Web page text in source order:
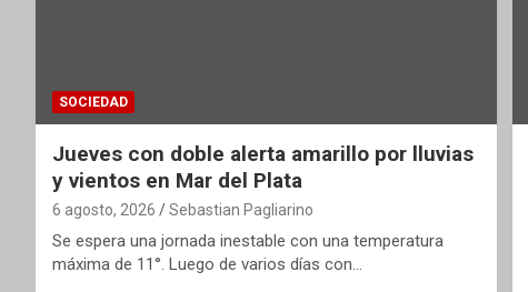
SOCIEDAD
Jueves con doble alerta amarillo por lluvias
y vientos en Mar del Plata
6 agosto, 2026 Sebastian Pagliarino
Se espera una jornada inestable con una temperatura
máxima de 11°. Luego de varios días con…